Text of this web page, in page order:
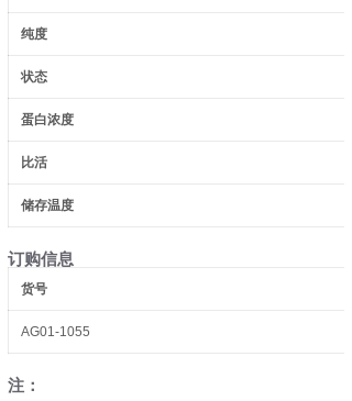
纯度
状态
蛋白浓度
比活
储存温度
订购信息
货号
AG01-1055
注：